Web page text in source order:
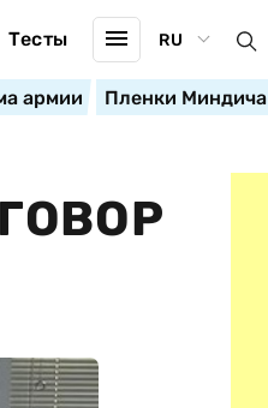
Тесты RU
армии Пленки Миндича